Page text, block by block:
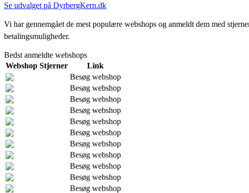
Se udvalget på DyrbergKern.dk
Vi har gennemgået de mest populære webshops og anmeldt dem med
betalingsmuligheder.
Bedst anmeldte webshops
Webshop Stjerner
Link
Besøg webshop
Besøg webshop
Besøg webshop
Besøg webshop
Besøg webshop
Besøg webshop
Besøg webshop
Besøg webshop
Besøg webshop
Besøg webshop
Besøg webshop